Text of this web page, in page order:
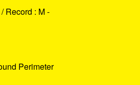
Record : M -
Perimeter